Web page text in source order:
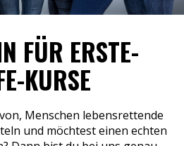
FÜR ERSTE-
KURSE
Menschen lebensrettende
und möchtest einen echten